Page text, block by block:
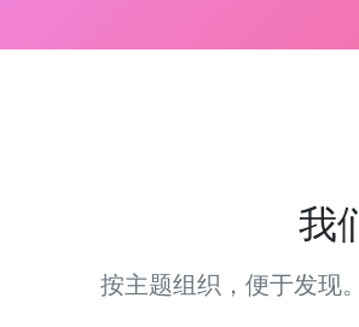
我
按主题组织，便于发现